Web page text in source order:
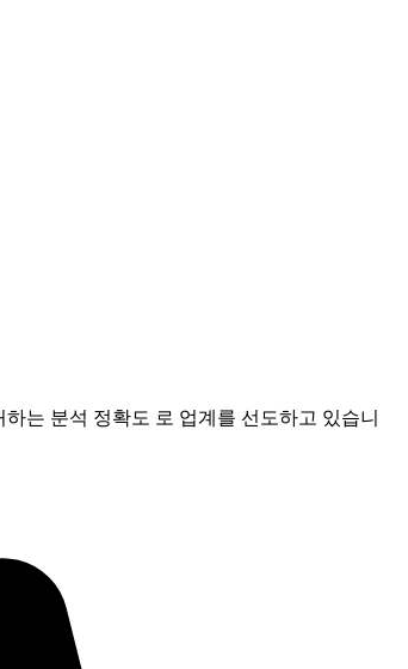
는 분석 정확도 로 업계를 선도하고 있습니